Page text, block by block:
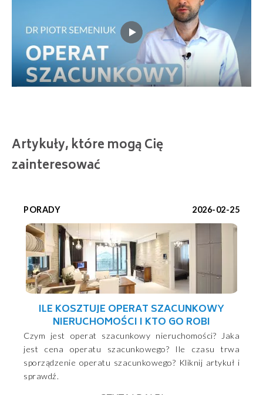
Artykuły, które mogą Cię
zainteresować
PORADY 2026-02-25
ILE KOSZTUJE OPERAT SZACUNKOWY
NIERUCHOMOŚCI I KTO GO ROBI
Czym jest operat szacunkowy nieruchomości? Jaka
jest cena operatu szacunkowego? Ile czasu trwa
sporządzenie operatu szacunkowego? Kliknij artykuł i
sprawdź.